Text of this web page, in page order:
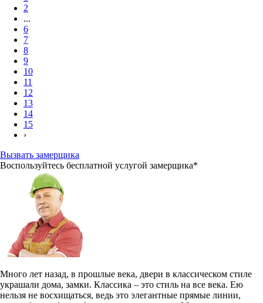
Итальянский орех
Каппучино мелинга
Капучино
Карельский орех
Кашемир
Клен айс
Коньяк